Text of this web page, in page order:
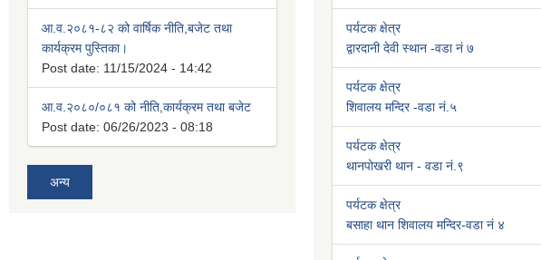
आ.व.२०८१-८२ को वार्षिक नीति,बजेट तथा
कार्यक्रम पुस्तिका।
Post date: 11/15/2024 - 14:42
आ.व.२०८०/०८१ को नीति,कार्यक्रम तथा बजेट
Post date: 06/26/2023 - 08:18
अन्य
पर्यटक क्षेत्र
द्वारदानी देवी स्थान -वडा नं ७
पर्यटक क्षेत्र
शिवालय मन्दिर -वडा नं.५
पर्यटक क्षेत्र
थानपोखरी थान - वडा नं.९
पर्यटक क्षेत्र
बसाहा थान शिवालय मन्दिर-वडा नं ४